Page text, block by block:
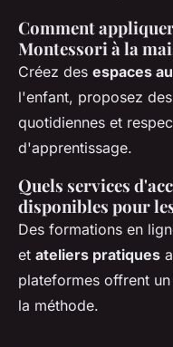
Comment
Montessori à la
Créez des espaces
l'enfant, proposez
quotidiennes et
d'apprentissage.
Quels services
disponibles pour
Des formations en
et ateliers pratiques
plateformes offrent
la méthode.